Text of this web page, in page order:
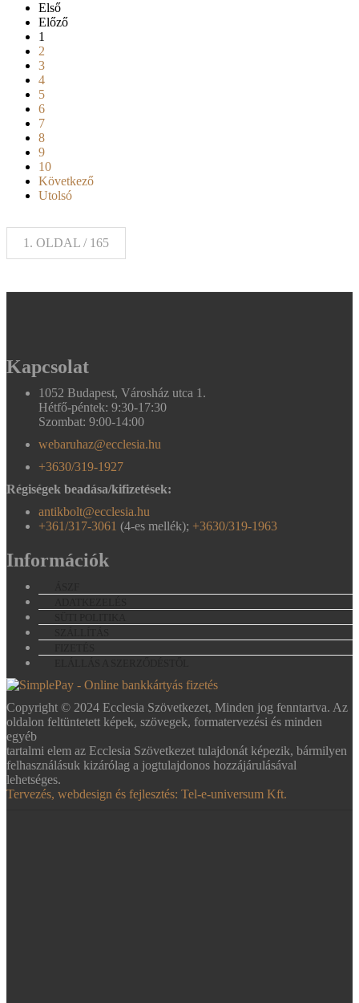
Első
Előző
1
2
3
4
5
6
7
8
9
10
Következő
Utolsó
1. OLDAL / 165
Kapcsolat
1052 Budapest, Városház utca 1.
Hétfő-péntek: 9:30-17:30
Szombat: 9:00-14:00
webaruhaz@ecclesia.hu
+3630/319-1927
Régiségek beadása/kifizetések:
antikbolt@ecclesia.hu
+361/317-3061 (4-es mellék); +3630/319-1963
Információk
Copyright © 2024 Ecclesia Szövetkezet, Minden jog fenntartva. Az
oldalon feltüntetett képek, szövegek, formatervezési és minden
egyéb
tartalmi elem az Ecclesia Szövetkezet tulajdonát képezik, bármilyen
felhasználásuk kizárólag a jogtulajdonos hozzájárulásával
lehetséges.
Tervezés, webdesign és fejlesztés: Tel-e-universum Kft.